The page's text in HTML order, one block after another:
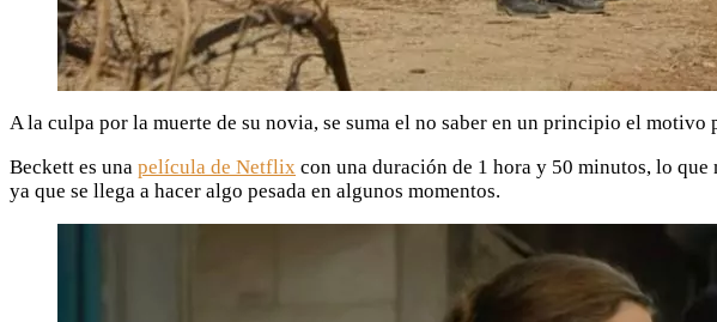
A la culpa por la muerte de su novia, se suma el no saber en un principio el
Beckett es una película de Netflix con una duración de 1 hora y 50 minutos, lo
ya que se llega a hacer algo pesada en algunos momentos.